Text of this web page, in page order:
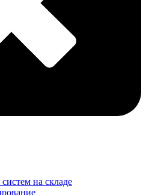
на складе